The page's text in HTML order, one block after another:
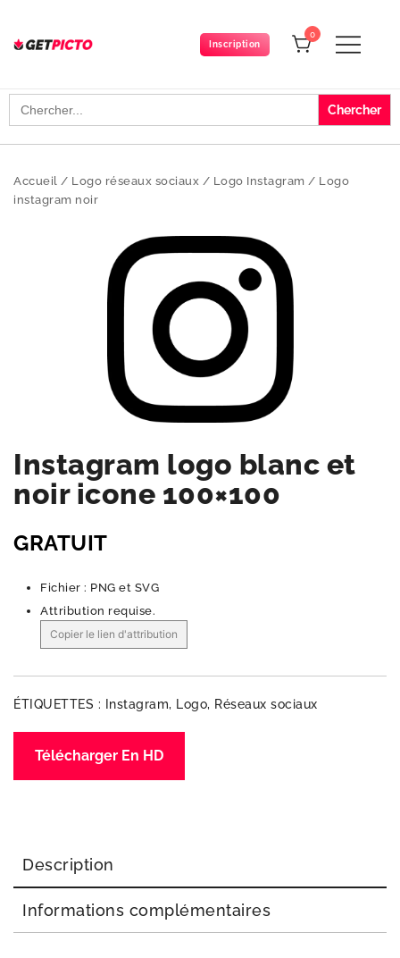
content
Inscription
0
Search
for:
Accueil / Logo réseaux sociaux / Logo Instagram / Logo
instagram noir
Instagram logo blanc et
noir icone 100×100
GRATUIT
Fichier : PNG et SVG
Attribution requise.
Copier le lien d'attribution
ÉTIQUETTES : Instagram, Logo, Réseaux sociaux
Télécharger En HD
Description
Informations complémentaires